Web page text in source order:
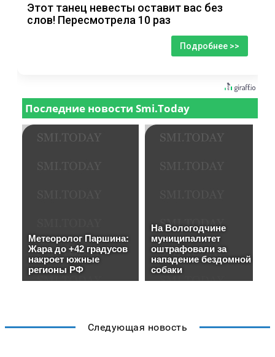
Этот танец невесты оставит вас без
слов! Пересмотрела 10 раз
Подробнее >>
Следующая новость